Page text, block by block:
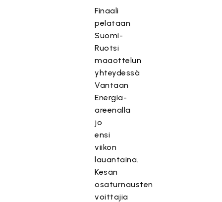
Finaali
pelataan
Suomi-
Ruotsi
maaottelun
yhteydessä
Vantaan
Energia-
areenalla
jo
ensi
viikon
lauantaina.
Kesän
osaturnausten
voittajia